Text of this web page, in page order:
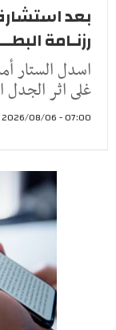
بعد استشارة
رزنـامة
اسدل الستار
غلى اثر الجدل
07:00 - 2026/08/06